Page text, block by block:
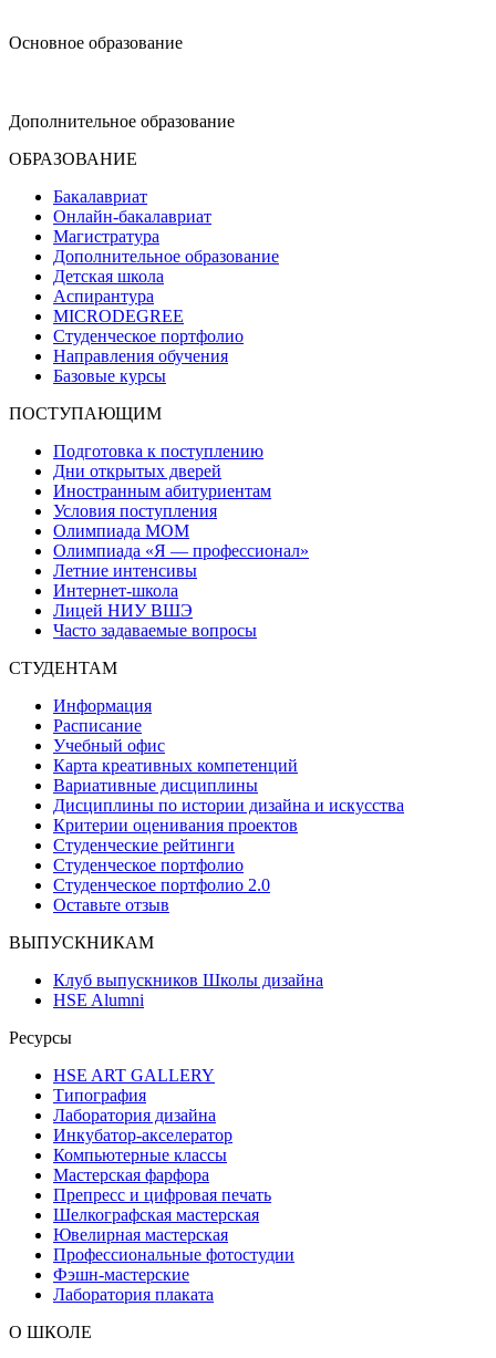
Основное образование
Дополнительное образование
ОБРАЗОВАНИЕ
Бакалавриат
Онлайн-бакалавриат
Магистратура
Дополнительное образование
Детская школа
Аспирантура
MICRODEGREE
Студенческое портфолио
Направления обучения
Базовые курсы
ПОСТУПАЮЩИМ
Подготовка к поступлению
Дни открытых дверей
Иностранным абитуриентам
Условия поступления
Олимпиада МОМ
Олимпиада «Я — профессионал»
Летние интенсивы
Интернет-школа
Лицей НИУ ВШЭ
Часто задаваемые вопросы
СТУДЕНТАМ
Информация
Расписание
Учебный офис
Карта креативных компетенций
Вариативные дисциплины
Дисциплины по истории дизайна и искусства
Критерии оценивания проектов
Студенческие рейтинги
Студенческое портфолио
Студенческое портфолио 2.0
Оставьте отзыв
ВЫПУСКНИКАМ
Клуб выпускников Школы дизайна
HSE Alumni
Ресурсы
HSE ART GALLERY
Типография
Лаборатория дизайна
Инкубатор-акселератор
Компьютерные классы
Мастерская фарфора
Препресс и цифровая печать
Шелкографская мастерская
Ювелирная мастерская
Профессиональные фотостудии
Фэшн-мастерские
Лаборатория плаката
О ШКОЛЕ